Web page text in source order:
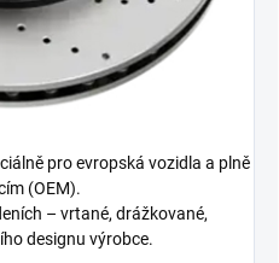
pro evropská vozidla a plně
(OEM).
– vrtané, drážkované,
designu výrobce.